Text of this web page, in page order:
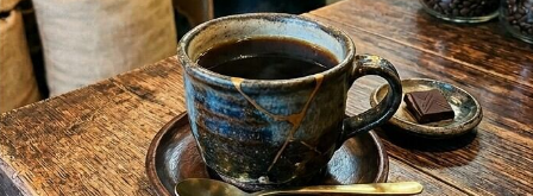
郷土料理 ひきとおし鍋